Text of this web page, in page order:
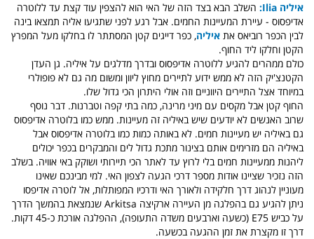
איליה Ilia:
השלב הבא בצד הזה של האי הוא להצפין עוד קצת עד ללוטרה
אדיפסוס - עיירת המעיינות החמים. אבל רגע לפני שתגיעו אליה תמצאו בינה
לבין הכפר רוביאס את איליה, כפר דייגים קטן המסתתר לו בחלקו מעל המפרץ
הקטן וחלקו ליד החוף.
כולם ממהרים להגיע ללוטרה אדיפסוס ובדרך מדלגים על איליה. גן העדן
הקטנצ'יק הזה לא ממש ידוע לתיירים מחוץ ליוון ומשום מה גם לא פופולרי
במיוחד אצל התיירים היווניים וזה אולי היתרון הכי גדול שלו.
החוף קטן אבל מקסים עם מיני מרינה, כמה בתי קפה וטברנות. דבר נוסף
שרוב האנשים לא יודעים שיש באיליה זה מעיינות. ממש כמו בלוטרה אדיפסוס
גם באיליה יש מעיינות חמים. לא באותה כמות כמו בלוטרה אדיפסוס אבל
באיליה הם מזרימים אותם בצינור מתכת גדול לים והמבקרים בכפר יכולים
ליהנות ממעיינות חמים בלי לרוץ עד לאתר הכי תיירותי ושוקק באי אוויה. בשלב
הזה נזכיר שציינו אודות מספר דרכי הגעה לצפון האי. למי מבינכם שאינו
מעוניין לנהוג דרך חלקידה ולאורך האי ודרכיו המפותלות, אל לוטרה אדיפסו
ניתן להגיע גם בהפלגה מן העיירה ארקיצה Arkitsa שנמצאת בהמשך הדרך
על כביש E75 (כשעה וארבעים משדה התעופה), ההפלגה אורכת כ-45 דקות.
דרך זו מקצרת את זמן ההגעה בכשעה.